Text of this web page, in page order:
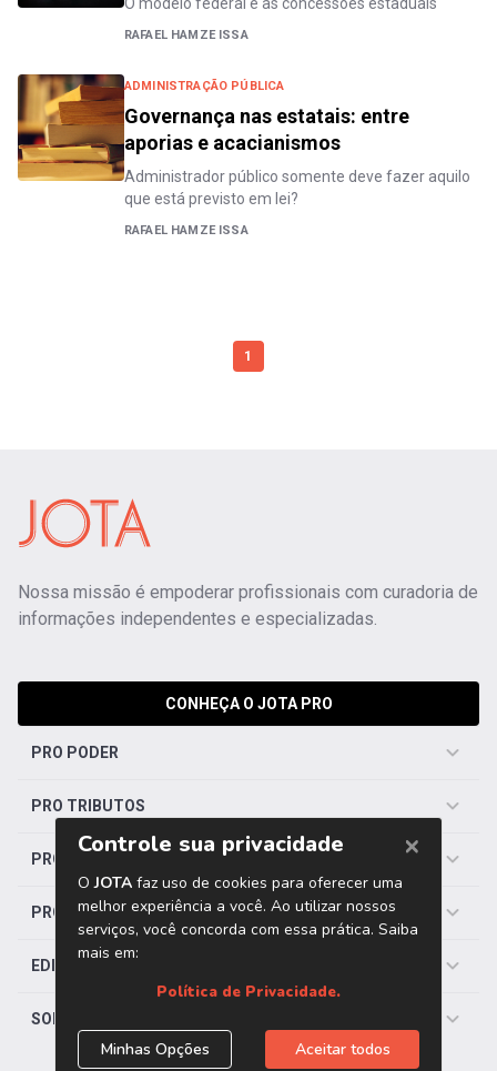
RAFAEL HAMZE ISSA
ADMINISTRAÇÃO PÚBLICA
Governança nas estatais: entre
aporias e acacianismos
Administrador público somente deve fazer aquilo
que está previsto em lei?
RAFAEL HAMZE ISSA
1
Nossa missão é empoderar profissionais com curadoria de
informações independentes e especializadas.
CONHEÇA O JOTA PRO
PRO PODER
PRO TRIBUTOS
PRO TRABALHISTA
PRO SAÚDE
EDITORIAS
SOBRE O JOTA